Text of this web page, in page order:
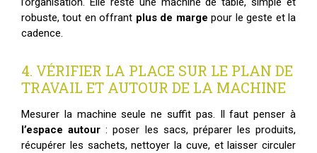
robuste, tout en offrant plus de marge pour le geste et la
cadence.
4. VÉRIFIER LA PLACE SUR LE PLAN DE
TRAVAIL ET AUTOUR DE LA MACHINE
Mesurer la machine seule ne suffit pas. Il faut penser à
l’espace autour : poser les sacs, préparer les produits,
récupérer les sachets, nettoyer la cuve, et laisser circuler